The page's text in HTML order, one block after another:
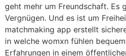
geht mehr um Freundschaft. Es
Vergnügen. Und es ist um
matchmaking app erstellt
in welche womxn fühlen
Erfahrungen in einem